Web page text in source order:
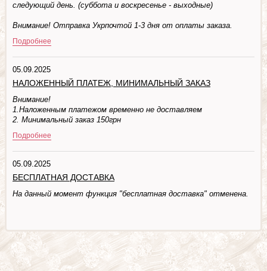
следующий день. (суббота и воскресенье - выходные)
Внимание! Отправка Укрпочтой 1-3 дня от оплаты заказа.
Подробнее
05.09.2025
НАЛОЖЕННЫЙ ПЛАТЕЖ, МИНИМАЛЬНЫЙ ЗАКАЗ
Внимание!
1.Наложенным платежом временно не доставляем
2. Минимальный заказ 150грн
Подробнее
05.09.2025
БЕСПЛАТНАЯ ДОСТАВКА
На данный момент функция "бесплатная доставка" отменена.